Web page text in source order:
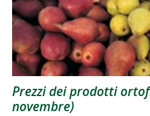
Prezzi dei prodotti
novembre)